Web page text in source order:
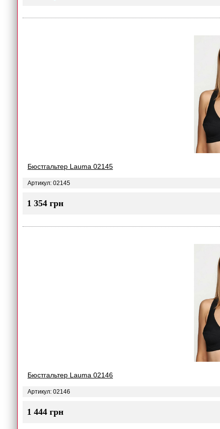
Бюстгальтер Lauma 02145
Артикул: 02145
1 354 грн
Бюстгальтер Lauma 02146
Артикул: 02146
1 444 грн